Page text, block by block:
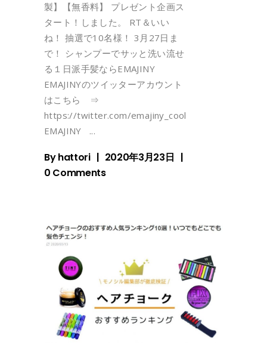
製】【無香料】 プレゼント企画ス
タート！しました。 RT＆いい
ね！ 抽選で10名様！ 3月27日ま
で！ シャンプーでサッと洗い流せ
る１日派手髪ならEMAJINY
EMAJINYのツイッターアカウント
はこちら ⇒
https://twitter.com/emajiny_cool
EMAJINY
Byhattori
2020年3月23日
0 Comments